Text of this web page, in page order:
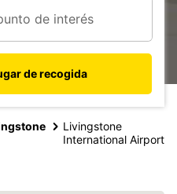
de recogida
Livingstone
International Airport